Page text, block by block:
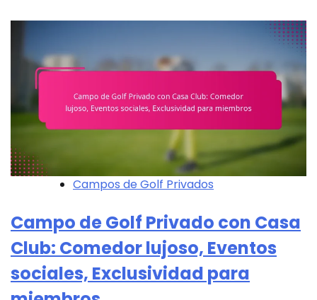
Campos de Golf Privados
Campo de Golf Privado con Casa
Club: Comedor lujoso, Eventos
sociales, Exclusividad para